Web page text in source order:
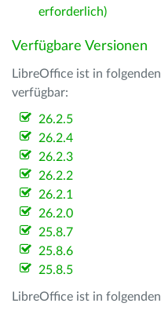
erforderlich)
Verfügbare Versionen
LibreOffice ist in folgenden
verfügbar:
26.2.5
26.2.4
26.2.3
26.2.2
26.2.1
26.2.0
25.8.7
25.8.6
25.8.5
LibreOffice ist in folgenden